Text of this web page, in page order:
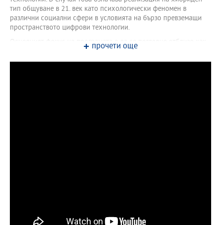
тип общуване в 21. век като психологически феномен в
различни социални сфери в условията на бързо превземащи
пространството цифрови технологии.
Основният фокус на програмата е да се погледне отблизо как
технологичното създаване и интуитивното ползване си
подават ръка и формират нова емоционална и социална
прочети още